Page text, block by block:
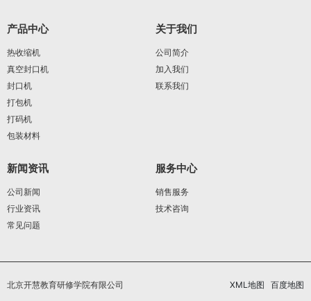
产品中心
热收缩机
真空封口机
封口机
打包机
打码机
包装材料
关于我们
公司简介
加入我们
联系我们
新闻资讯
公司新闻
行业资讯
常见问题
服务中心
销售服务
技术咨询
北京开慧教育研修学院有限公司 XML地图 百度地图